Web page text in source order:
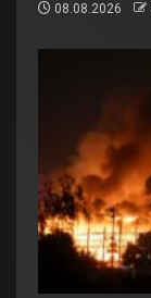
08.08.2026